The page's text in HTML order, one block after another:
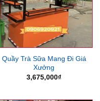
Quầy Trà Sữa Mang Đi Giá
Xưởng
3,675,000₫